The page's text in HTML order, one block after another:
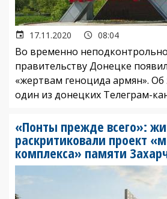
17.11.2020 08:04
Во временно
правительству Донецке
«жертвам геноцида армян».
один из донецких Телеграм-
«Понты прежде всего»:
раскритиковали проект
комплекса» памяти